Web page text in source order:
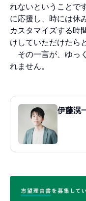
れないということで
に応援し、時には休
カスタマイズする時
けしていただけたら
その一言が、ゆっ
れません。
伊藤滉